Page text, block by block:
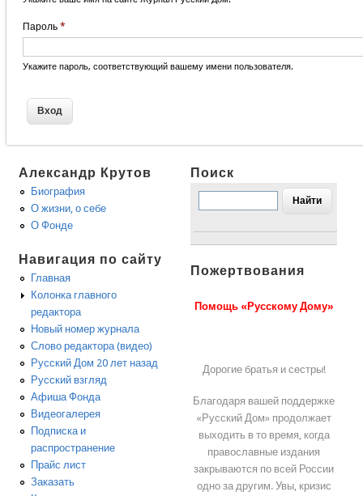
Пароль *
Укажите пароль, соответствующий вашему имени пользователя.
Александр Крутов
Биография
О жизни, о себе
О Фонде
Навигация по сайту
Главная
Колонка главного
редактора
Новый номер журнала
Слово редактора (видео)
Русский Дом 20 лет назад
Русский взгляд
Афиша Фонда
Видеогалерея
Подписка и
распространение
Прайс лист
Заказать
Поиск
Пожертвования
Помощь «Русскому Дому»
Дорогие братья и сестры!
Благодаря вашей поддержке
«Русский Дом» продолжает
выходить в то время, когда
православные издания
закрываются по всей России
одно за другим. Увы, кризис